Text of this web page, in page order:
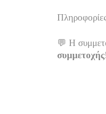
💬 Η
συμμετοχής!